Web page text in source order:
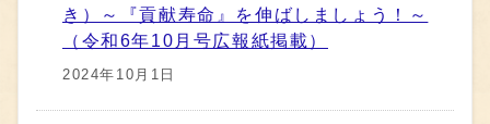
き）～『貢献寿命』を伸ばしましょう！～
（令和6年10月号広報紙掲載）
2024年10月1日